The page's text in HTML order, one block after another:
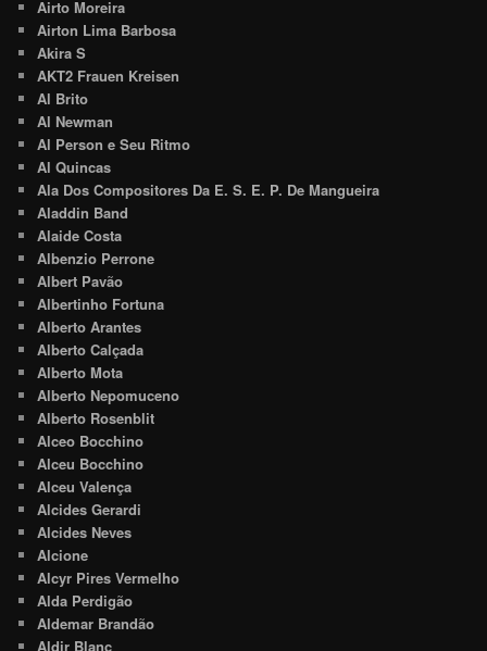
Airto Moreira
Airton Lima Barbosa
Akira S
AKT2 Frauen Kreisen
Al Brito
Al Newman
Al Person e Seu Ritmo
Al Quincas
Ala Dos Compositores Da E. S. E. P. De Mangueira
Aladdin Band
Alaide Costa
Albenzio Perrone
Albert Pavão
Albertinho Fortuna
Alberto Arantes
Alberto Calçada
Alberto Mota
Alberto Nepomuceno
Alberto Rosenblit
Alceo Bocchino
Alceu Bocchino
Alceu Valença
Alcides Gerardi
Alcides Neves
Alcione
Alcyr Pires Vermelho
Alda Perdigão
Aldemar Brandão
Aldir Blanc